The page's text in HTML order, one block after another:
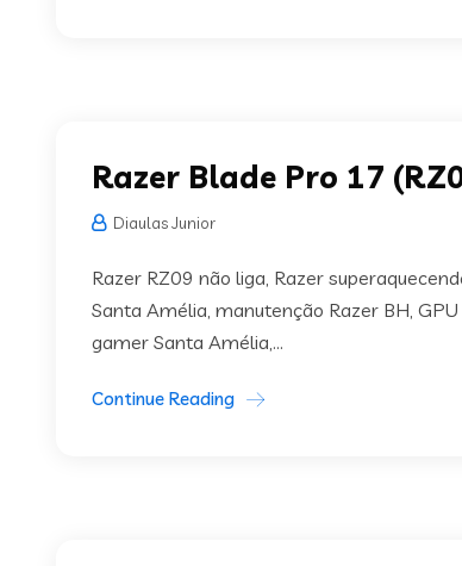
Razer Blade Pro 17
Diaulas Junior
Razer RZ09 não liga, Razer
Santa Amélia, manutenção Razer BH,
gamer Santa Amélia,...
Continue Reading